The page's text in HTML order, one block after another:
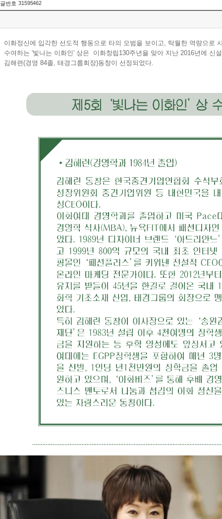
글번호 31595462
이화정신에 입각한 선도적 행동으로 타의 모범을 보이고, 탁월한 역량으로
수여하는 '빛나는 이화인' 상은 이화창립130주년을 맞아 지난 2016년에 신
김해련(경영 84졸, 태경그룹회장)동창이 선정되었다.